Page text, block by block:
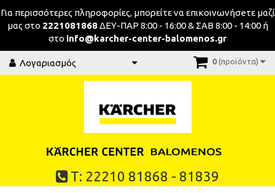
Για περισσότερες πληροφορίες, μπορείτε να επικοινωνήσeτε μαζί
μας στο 2221081868ΔΕΥ-ΠΑΡ 8:00 - 16:00 & ΣΑΒ 8:00 - 14:00 ή
στο info@karcher-center-balomenos.gr
Λογαριασμός 0 (προϊόντα)
Τ: 22210 81868 - 81839